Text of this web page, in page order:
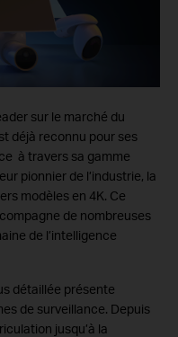
sur le marché du
déjà reconnu pour ses
à travers sa gamme
pionnier de l’industrie, la
modèles en 4K. Ce
de nombreuses
de l’intelligence
détaillée présente
de surveillance. Depuis
jusqu’à la